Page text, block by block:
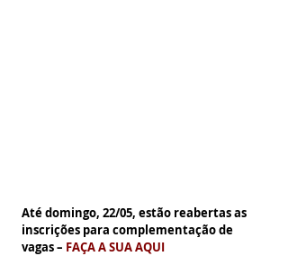
Até domingo, 22/05, estão reabertas as
inscrições para complementação de
vagas – FAÇA A SUA AQUI